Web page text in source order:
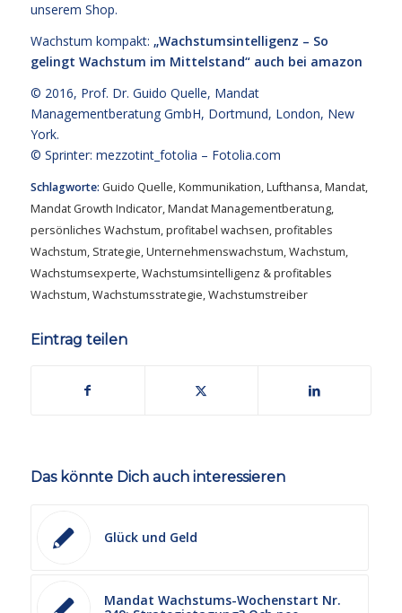
unserem Shop.
Wachstum kompakt: „Wachstumsintelligenz – So
gelingt Wachstum im Mittelstand“ auch bei amazon
© 2016, Prof. Dr. Guido Quelle, Mandat
Managementberatung GmbH, Dortmund, London, New
York.
© Sprinter: mezzotint_fotolia – Fotolia.com
Schlagworte: Guido Quelle,Kommunikation,Lufthansa,Mandat,
Mandat Growth Indicator,Mandat Managementberatung,
persönliches Wachstum,profitabel wachsen,profitables
Wachstum, Strategie,Unternehmenswachstum,Wachstum,
Wachstumsexperte,Wachstumsintelligenz & profitables
Wachstum,Wachstumsstrategie,Wachstumstreiber
Eintrag teilen
Das könnte Dich auch interessieren
Glück und Geld
Mandat Wachstums-Wochenstart Nr.